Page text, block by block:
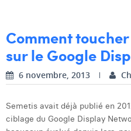
Laura Verhelst
Lena Pignoloni
Linda Kraim
Comment
sur le Google
6 novembre, 2013
Semetis avait déjà publié en
ciblage du Google Display